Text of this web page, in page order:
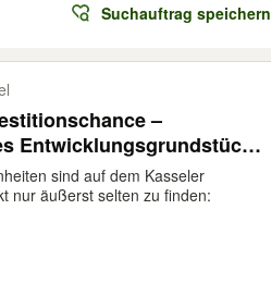
Suchauftrag speichern
–
Entwicklungsgrundstück
Potenzial
sind auf dem Kasseler
nur äußerst selten zu finden: